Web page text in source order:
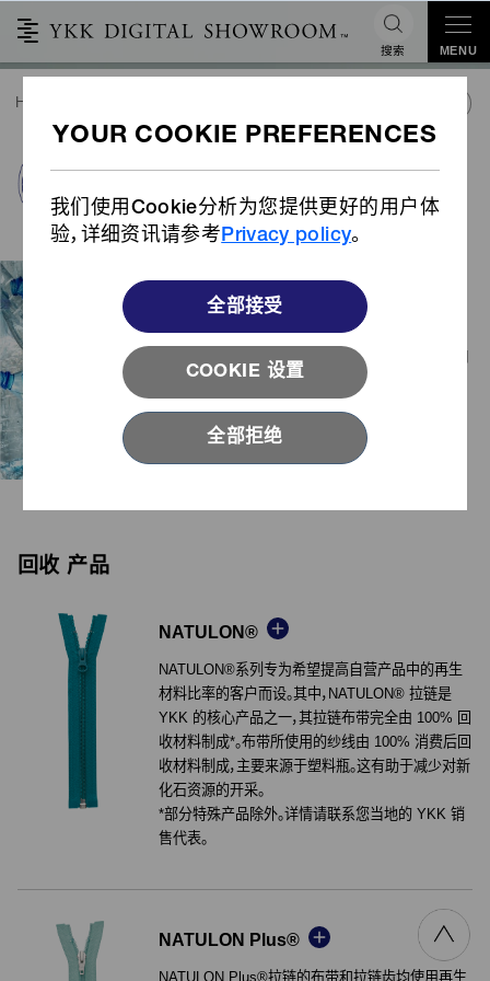
我们使用Cookie分析为您提供更好的用户体
验，详细资讯请参考Privacy policy。
COOKIE 设置
全部接受
全部拒绝
搜索 MENU
浏览更多
回收
势。与使用原材料制成的拉链相比，
产品的二氧化碳排放量较低，不
质量和性能，对环境产生的影响
也较低。自从1994 年开始致力于
NATULON®拉链以来，我们不断扩大
NATULON®系列，将这些优势应用于越来越
多的产品。
回收 产品
NATULON®
NATULON®系列专为希望提高自营产品中的再生
材料比率的客户而设。其中，NATULON® 拉链是
YKK 的核心产品之一，其拉链布带完全由 100% 回
收材料制成*。布带所使用的纱线由 100% 消费后回
收材料制成，主要来源于塑料瓶。这有助于减少对新
化石资源的开采。
*部分特殊产品除外。详情请联系您当地的 YKK 销
售代表。
NATULON Plus®
NATULON Plus®拉链的布带和拉链齿均使用再生
HOME